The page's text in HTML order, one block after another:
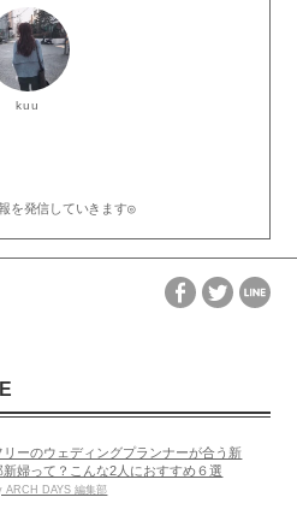
kuu
を発信していきます◎
リーのウェディングプランナーが合う新
新婦って？こんな2人におすすめ６選
ARCH DAYS 編集部